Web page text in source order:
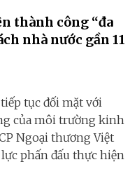
thành công “đa
nhà nước gần 11
tục đối mặt với
của môi trường kinh
Ngoại thương Việt
phấn đấu thực hiện